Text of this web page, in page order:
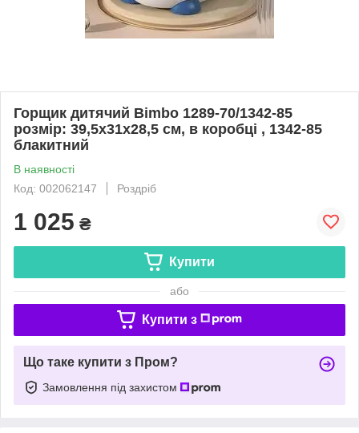
Горщик дитячий Bimbo 1289-70/1342-85
розмір: 39,5х31х28,5 см, в коробці , 1342-85
блакитний
В наявності
Код: 002062147
Роздріб
1 025 ₴
Купити
або
Купити з
Що таке купити з Пром?
Замовлення під захистом